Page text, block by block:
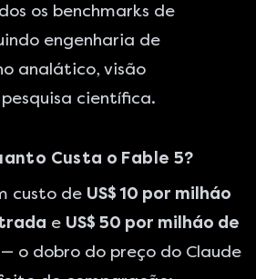
os benchmarks de
engenharia de
analático, visão
científica.
Custa o Fable 5?
custo de US$ 10 por milháo
e US$ 50 por milháo de
— o dobro do preço do Claude